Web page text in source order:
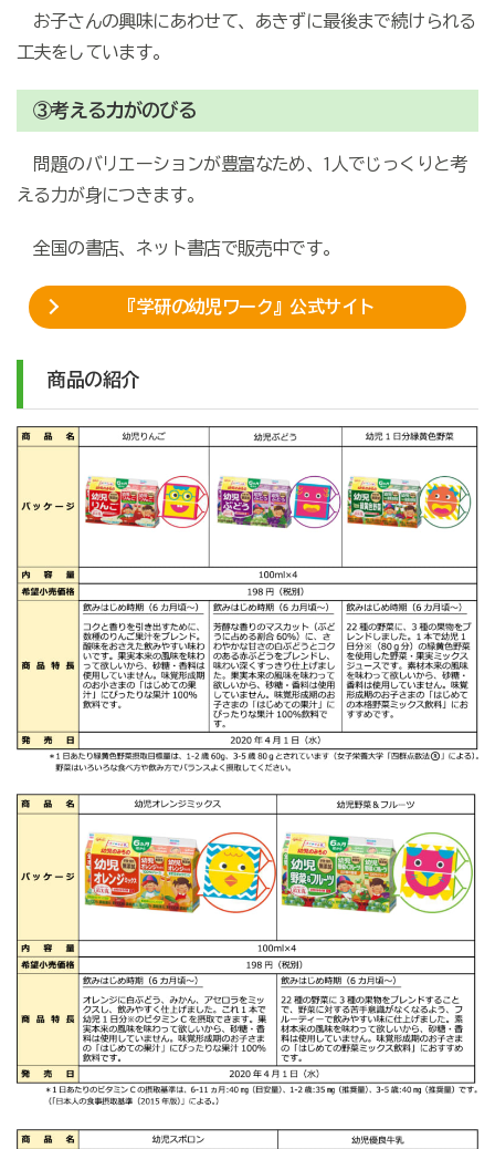
お子さんの興味にあわせて、あきずに最後まで続けられる
工夫をしています。
③考える力がのびる
問題のバリエーションが豊富なため、1人でじっくりと考
える力が身につきます。
全国の書店、ネット書店で販売中です。
『学研の幼児ワーク』公式サイト
商品の紹介